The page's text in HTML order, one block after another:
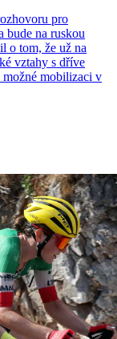
pro
bude na ruskou
o tom, že už na
vztahy s dříve
možné mobilizaci v